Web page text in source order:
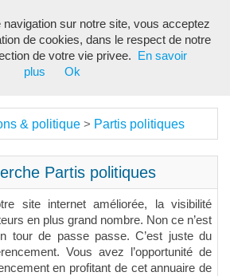
& politique > Partis politiques
Partis politiques
site internet améliorée, la visibilité
en plus grand nombre. Non ce n’est
tour de passe passe. C’est juste du
Vous avez l’opportunité de
en profitant de cet annuaire de
navigation sur notre site, vous acceptez
de cookies, dans le respect de notre
de votre vie privee.
En savoir
plus
Ok